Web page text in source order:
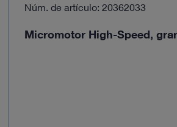
Núm. de artículo: 20362033
Micromotor High-Speed,